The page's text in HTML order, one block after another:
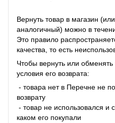
Вернуть товар в магазин
аналогичный) можно в
Это правило
качества, то есть
Чтобы вернуть или
условия его возврата:
- товара нет в Перечне не
возврату
- товар не использовался и
каком его покупали